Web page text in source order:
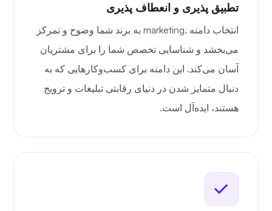
تطبیق پذیری و انعطاف پذیری
انتخاب دامنه .marketing به برند شما وضوح و تمرکز
می‌بخشد و شناسایی تخصص شما را برای مشتریان
آسان می‌کند. این دامنه برای کسب‌وکارهایی که به
دنبال متمایز شدن در دنیای رقابتی تبلیغات و ترویج
هستند، ایده‌آل است.